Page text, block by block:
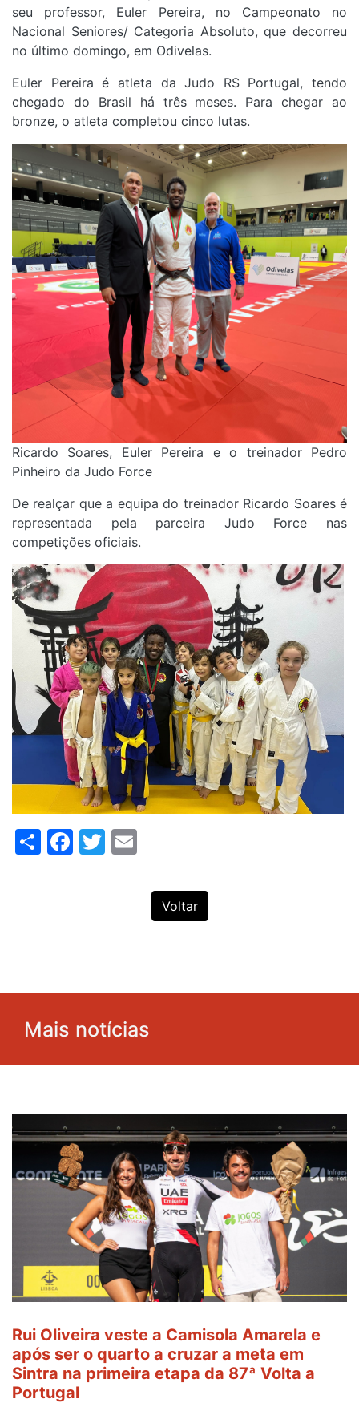
seu professor, Euler Pereira, no Campeonato no
Nacional Seniores/ Categoria Absoluto, que decorreu
no último domingo, em Odivelas.
Euler Pereira é atleta da Judo RS Portugal, tendo
chegado do Brasil há três meses. Para chegar ao
bronze, o atleta completou cinco lutas.
Ricardo Soares, Euler Pereira e o treinador Pedro
Pinheiro da Judo Force
De realçar que a equipa do treinador Ricardo Soares é
representada pela parceira Judo Force nas
competições oficiais.
ShareFacebook
Twitter
Voltar
Mais notícias
Rui Oliveira veste a Camisola Amarela e
após ser o quarto a cruzar a meta em
Sintra na primeira etapa da 87ª Volta a
Portugal